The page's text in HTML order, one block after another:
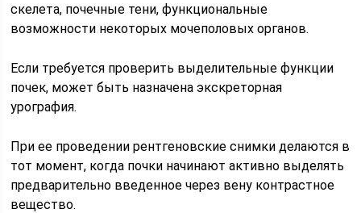
скелета, почечные тени, функциональные
возможности некоторых мочеполовых органов.
Если требуется проверить выделительные функции
почек, может быть назначена экскреторная
урография.
При ее проведении рентгеновские снимки делаются в
тот момент, когда почки начинают активно выделять
предварительно введенное через вену контрастное
вещество.